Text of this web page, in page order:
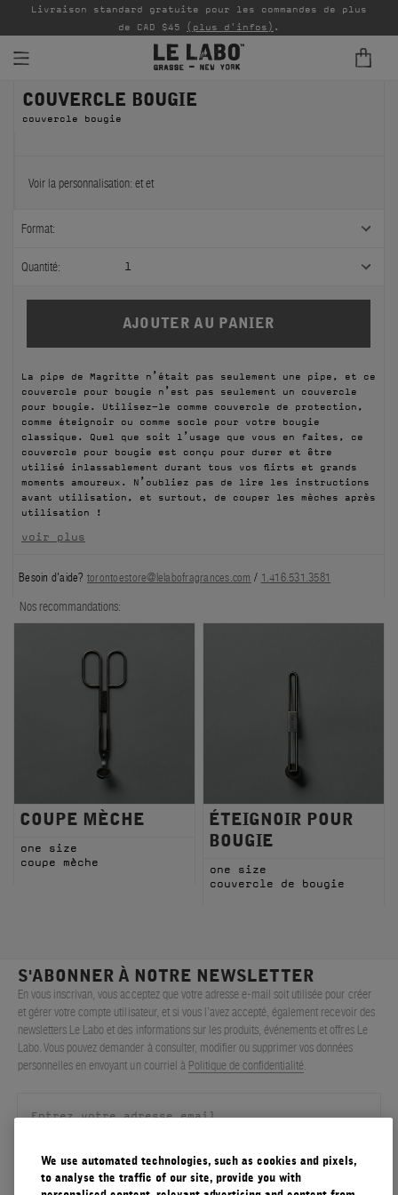
PARFUMS
INTÉRIEUR
BODY — HAIR — FACE
GROOMING
ODDITIES
ÉCHANTILLONS
FILMS
À PROPOS
Compte
Livraison standard gratuite pour les commandes de plus
de CAD $45 (plus d'infos) .
COUVERCLE BOUGIE
couvercle bougie
Voir la personnalisation: etet
Format:
Quantité: 1
La pipe de Magritte n’était pas seulement une pipe, et ce
couvercle pour bougie n’est pas seulement un couvercle
pour bougie. Utilisez-le comme couvercle de protection,
comme éteignoir ou comme socle pour votre bougie
classique. Quel que soit l’usage que vous en faites, ce
couvercle pour bougie est conçu pour durer et être
utilisé inlassablement durant tous vos flirts et grands
moments amoureux. N’oubliez pas de lire les instructions
avant utilisation, et surtout, de couper les mèches après
utilisation !
voir plus
Besoin d'aide? torontoestore@lelabofragrances.com / 1.416.531.3581
Nos recommandations:
COUPE MÈCHE
one size
coupe mèche
ÉTEIGNOIR POUR
BOUGIE
one size
couvercle de bougie
S'ABONNER À NOTRE NEWSLETTER
En vous inscrivan, vous acceptez que votre adresse e-mail soit utilisée pour créer
et gérer votre compte utilisateur, et si vous l’avez accepté, également recevoir des
newsletters Le Labo et des informations sur les produits, événements et offres Le
Labo. Vous pouvez demander à consulter, modifier ou supprimer vos données
personnelles en envoyant un courriel à Politique de confidentialité
S'ENREGISTRER
We use automated technologies, such as cookies and pixels,
to analyse the traffic of our site, provide you with